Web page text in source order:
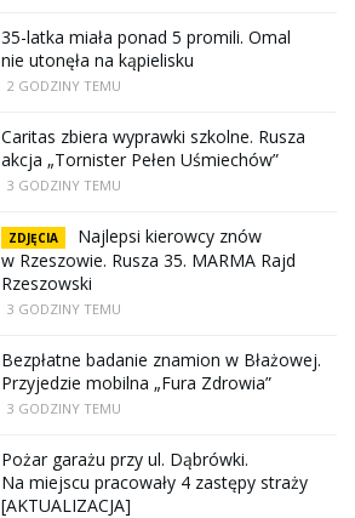
35-latka miała ponad 5 promili. Omal
nie utonęła na kąpielisku
2 GODZINY TEMU
Caritas zbiera wyprawki szkolne. Rusza
akcja „Tornister Pełen Uśmiechów”
3 GODZINY TEMU
ZDJĘCIA
Najlepsi kierowcy znów
w Rzeszowie. Rusza 35. MARMA Rajd
Rzeszowski
3 GODZINY TEMU
Bezpłatne badanie znamion w Błażowej.
Przyjedzie mobilna „Fura Zdrowia”
3 GODZINY TEMU
Pożar garażu przy ul. Dąbrówki.
Na miejscu pracowały 4 zastępy straży
[AKTUALIZACJA]